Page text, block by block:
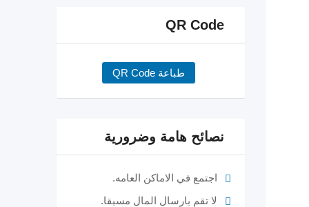
QR Code
طباعة QR Code
نصائح هامة وضرورية
اجتمع في الاماكن العامه.
لا تقم بارسال المال مسبقا.